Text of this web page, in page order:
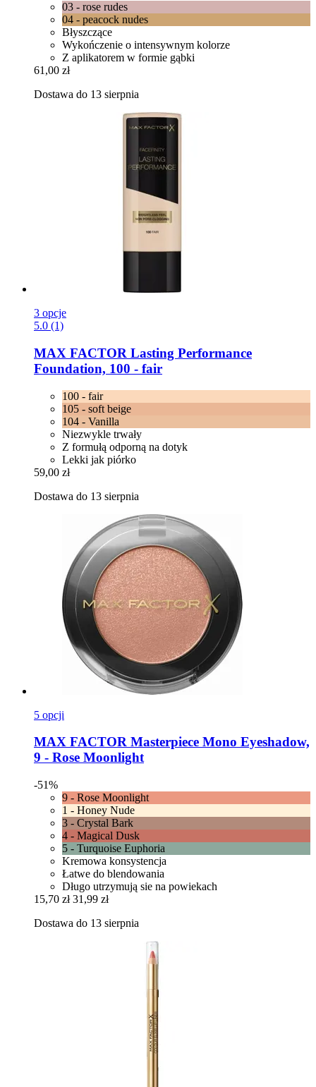
03 - rose rudes
04 - peacock nudes
Błyszczące
Wykończenie o intensywnym kolorze
Z aplikatorem w formie gąbki
61,00 zł
Dostawa do 13 sierpnia
3 opcje
5.0 (1)
MAX FACTOR Lasting Performance
Foundation, 100 -​ fair
100 - fair
105 - soft beige
104 - Vanilla
Niezwykle trwały
Z formułą odporną na dotyk
Lekki jak piórko
59,00 zł
Dostawa do 13 sierpnia
5 opcji
MAX FACTOR Masterpiece Mono Eyeshadow,
9 -​ Rose Moonlight
-51%
9 - Rose Moonlight
1 - Honey Nude
3 - Crystal Bark
4 - Magical Dusk
5 - Turquoise Euphoria
Kremowa konsystencja
Łatwe do blendowania
Długo utrzymują sie na powiekach
15,70 zł 31,99 zł
Dostawa do 13 sierpnia